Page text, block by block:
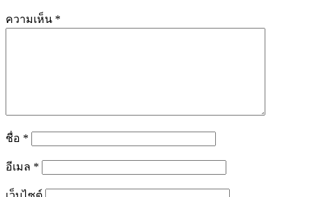
ความเห็น *
ชื่อ *
อีเมล *